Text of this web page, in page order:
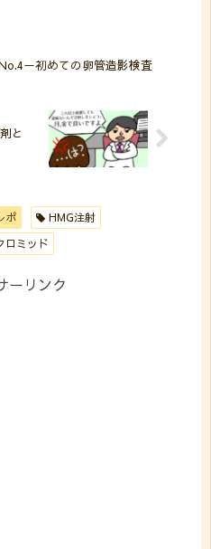
ー初めての卵管造影検査
と
ポ
HMG注射
ロミッド
ーリンク